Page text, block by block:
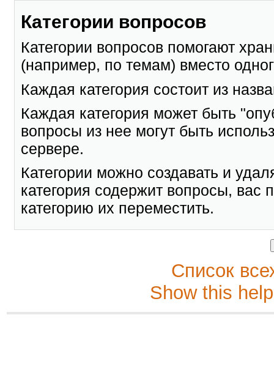
Категории вопросов
Категории вопросов помогают
(например, по темам) вместо
Каждая категория состоит из
Каждая категория может быть
вопросы из нее могут быть
сервере.
Категории можно создавать и
категория содержит вопросы, вас
категорию их переместить.
Список
Show this